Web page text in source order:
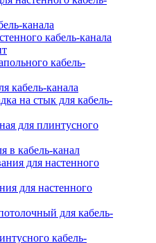
канала
кабель-канала
кабель-
кабель-канала
на стык для кабель-
для плинтусного
в кабель-канал
для настенного
для настенного
для кабель-
кабель-